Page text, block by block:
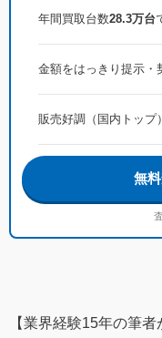
年間買取台数28.3万台
金額をはっきり提示・
販売好調（国内トップ
無
【業界経験15年の筆